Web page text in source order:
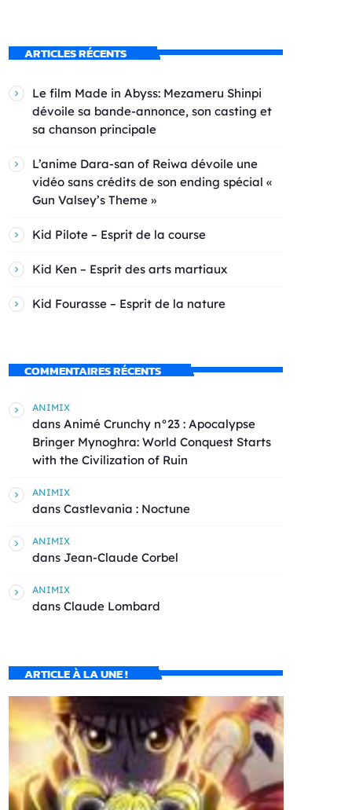
ARTICLES RÉCENTS
Le film Made in Abyss: Mezameru Shinpi
dévoile sa bande-annonce, son casting et
sa chanson principale
L’anime Dara-san of Reiwa dévoile une
vidéo sans crédits de son ending spécial «
Gun Valsey’s Theme »
Kid Pilote – Esprit de la course
Kid Ken – Esprit des arts martiaux
Kid Fourasse – Esprit de la nature
COMMENTAIRES RÉCENTS
ANIMIX
dans Animé Crunchy n°23 : Apocalypse
Bringer Mynoghra: World Conquest Starts
with the Civilization of Ruin
ANIMIX
dans Castlevania : Noctune
ANIMIX
dans Jean-Claude Corbel
ANIMIX
dans Claude Lombard
ARTICLE À LA UNE !